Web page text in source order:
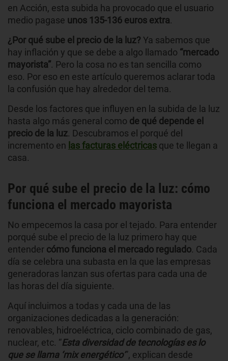
en Acción, esta subida ha provocado que el usuario
medio pagase unos 135-136 euros extra.
¿Por qué sube el precio de la luz? Ya sabemos que
hay inflación y que se debe a algo llamado “mercado
mayorista”. Pero la cosa no es tan sencilla como
eso. Por eso en este artículo queremos aclarar toda
la confusión que hay alrededor del tema.
Desde los factores que influyen en la subida de la luz
hasta algo más general como de qué depende el
precio de la luz. Descubramos el porqué del
incremento en las facturas eléctricas que te llegan a
casa.
Por qué sube el precio de la luz: cómo
funciona el mercado mayorista
No empecemos la casa por el tejado. Para entender
porqué sube el precio de la luz primero hay que
entender cómo funciona el mercado regulado. Cada
día se celebra una subasta en la que las empresas
generadoras lanzan sus ofertas para cada una de
las horas del día siguiente.
Aquí incluimos a todas y cada una de las
organizaciones dedicadas a la generación:
renovables, hidroeléctrica, ciclo combinado de gas,
nuclear, etc. “Esta diversidad de tecnologías es lo
que se llama ‘mixenergético’”, explican desde